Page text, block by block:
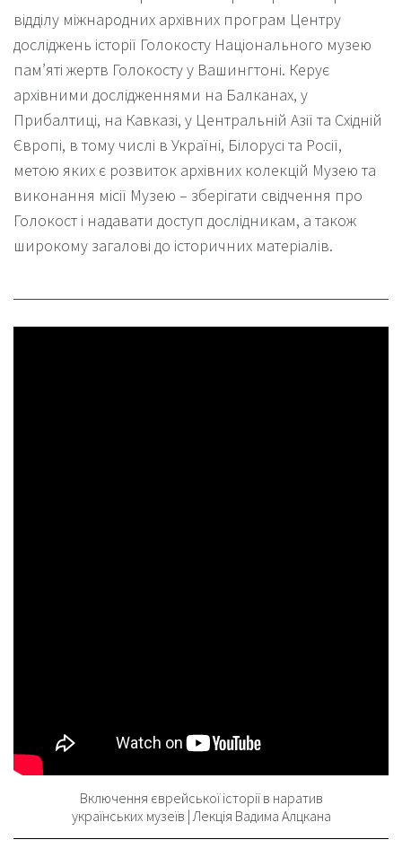
відділу міжнародних архівних програм Центру
досліджень історії Голокосту Національного музею
пам’яті жертв Голокосту у Вашингтоні. Керує
архівними дослідженнями на Балканах, у
Прибалтиці, на Кавказі, у Центральній Азії та Східній
Європі, в тому числі в Україні, Білорусі та Росії,
метою яких є розвиток архівних колекцій Музею та
виконання місії Музею – зберігати свідчення про
Голокост і надавати доступ дослідникам, а також
широкому загалові до історичних матеріалів.
Включення єврейської історії в наратив
українських музеїв | Лекція Вадима Алцкана